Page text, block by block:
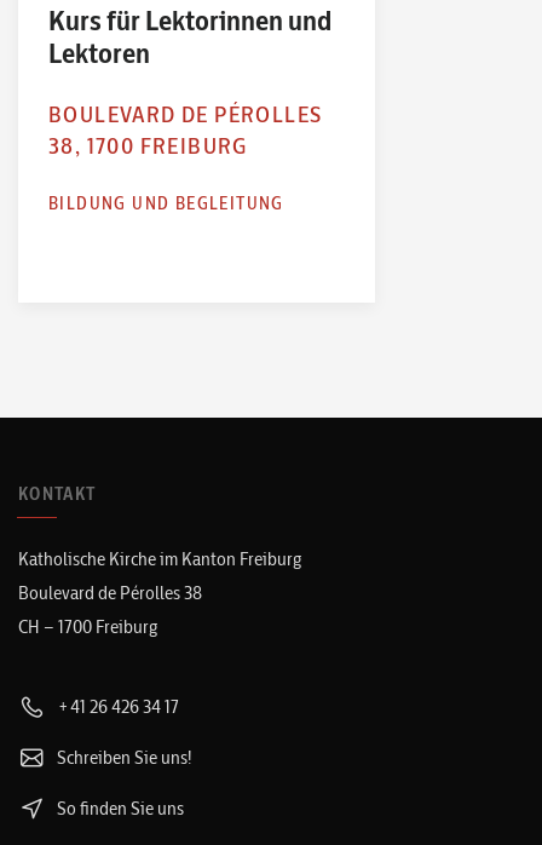
Kurs für Lektorinnen und
Lektoren
BOULEVARD DE PÉROLLES
38, 1700 FREIBURG
BILDUNG UND BEGLEITUNG
KONTAKT
Katholische Kirche im Kanton Freiburg
Boulevard de Pérolles 38
CH – 1700 Freiburg
+41 26 426 34 17
Schreiben Sie uns!
So finden Sie uns